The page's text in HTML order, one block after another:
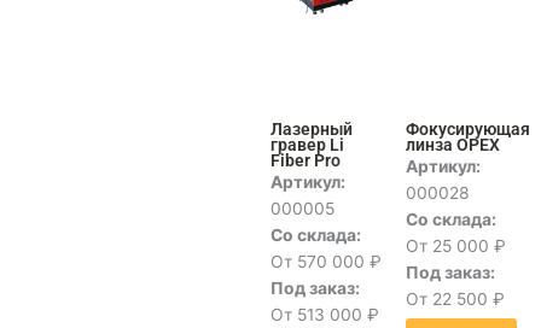
Лазерный
гравер Li
Fiber Pro
Артикул:
000005
Со склада:
От 570 000 ₽
Под заказ:
От 513 000 ₽
Фокусирующая
линза OPEX
Артикул:
000028
Со склада:
От 25 000 ₽
Под заказ:
От 22 500 ₽